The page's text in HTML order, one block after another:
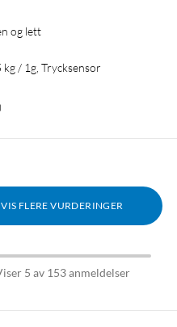
og lett
kg / 1g, Trycksensor
VIS FLERE VURDERINGER
5 av 153 anmeldelser